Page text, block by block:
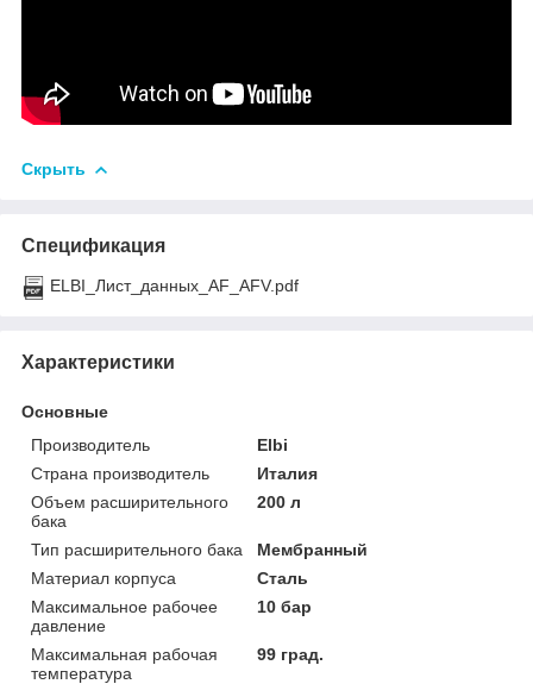
Скрыть
Спецификация
ELBI_Лист_данных_AF_AFV.pdf
Характеристики
Основные
Производитель
Elbi
Страна производитель
Италия
Объем расширительного
бака
200 л
Тип расширительного бака
Мембранный
Материал корпуса
Сталь
Максимальное рабочее
давление
10 бар
Максимальная рабочая
температура
99 град.